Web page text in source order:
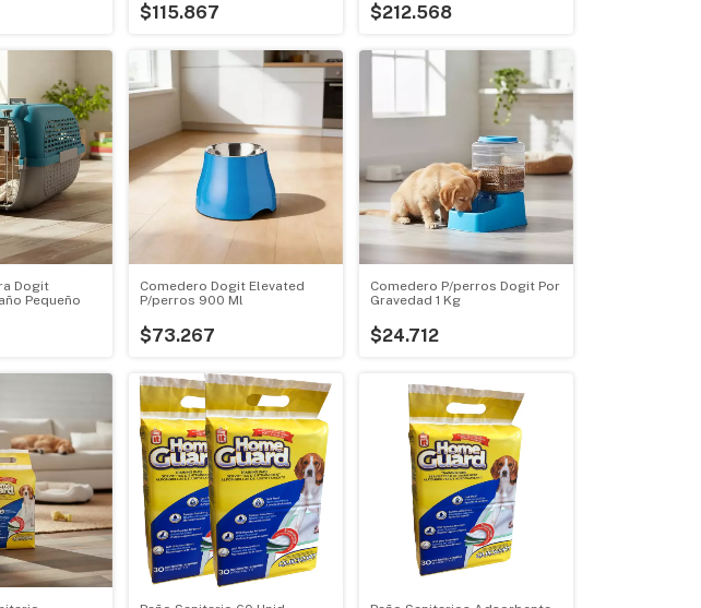
$115.867 $212.568
Dogit
Pequeño
Comedero Dogit Elevated
P/perros 900 Ml
$73.267
Comedero P/perros Dogit Por
Gravedad 1 Kg
$24.712